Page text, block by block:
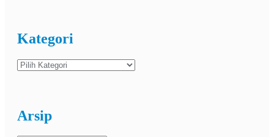
Kategori
Kategori
Arsip